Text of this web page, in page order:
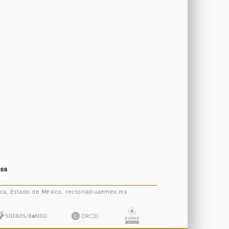
Estado de México. rectoria@uaemex.mx